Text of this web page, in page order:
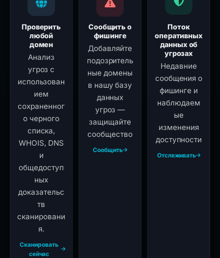
Проверить
любой
домен
Анализ
угроз с
использован
ием
сохраненног
о черного
списка,
WHOIS, DNS
и
общедоступ
ных
доказательс
тв
сканировани
я.
Сканировать
сейчас
Сообщить о
фишинге
Добавляйте
подозритель
ные домены
в нашу базу
данных
угроз —
защищайте
сообщество
Сообщить
Поток
оперативных
данных об
угрозах
Недавние
сообщения о
фишинге и
наблюдаем
ые
изменения
доступности
Отслеживать